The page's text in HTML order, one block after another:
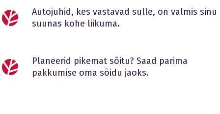
Autojuhid, kes vastavad sulle, on valmis sinu
suunas kohe liikuma.
Planeerid pikemat sõitu? Saad parima
pakkumise oma sõidu jaoks.